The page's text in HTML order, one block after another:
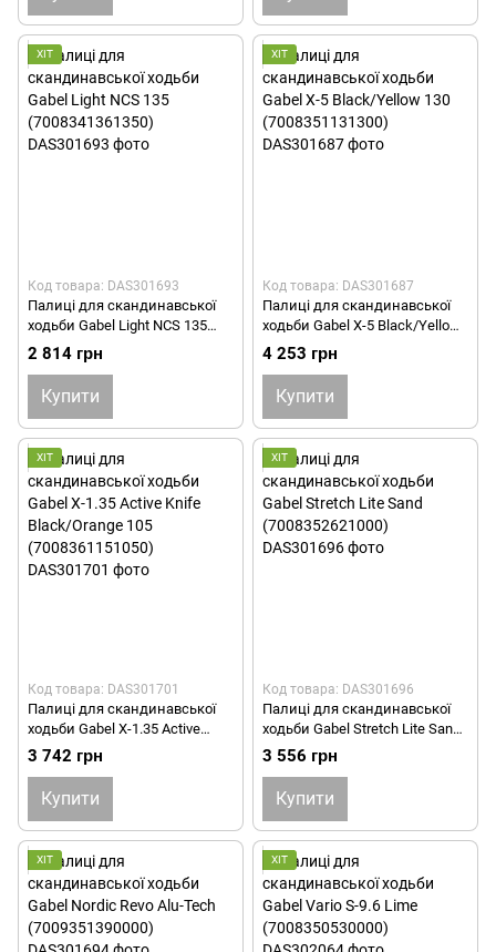
ХІТ
Код товара: DAS301693
Палиці для скандинавської
ходьби Gabel Light NCS 135
(7008341361350)
2 814 грн
Купити
ХІТ
Код товара: DAS301687
Палиці для скандинавської
ходьби Gabel X-5 Black/Yellow
130 (7008351131300)
4 253 грн
Купити
ХІТ
Код товара: DAS301701
Палиці для скандинавської
ходьби Gabel X-1.35 Active
Knife Black/Orange 105
(7008361151050)
3 742 грн
Купити
ХІТ
Код товара: DAS301696
Палиці для скандинавської
ходьби Gabel Stretch Lite Sand
(7008352621000)
3 556 грн
Купити
ХІТ ХІТ